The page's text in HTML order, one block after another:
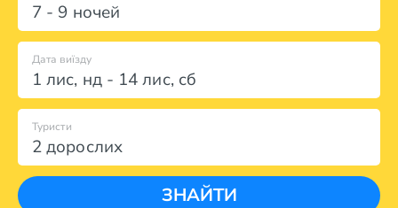
7 - 9 ночей
Дата виїзду
1 лис, нд- 14 лис, сб
2 дорослих
Туристи
ЗНАЙТИ